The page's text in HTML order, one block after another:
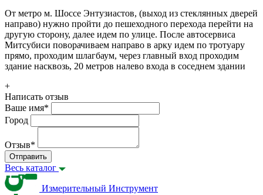
От метро м. Шоссе Энтузиастов, (выход из стеклянных дверей
направо) нужно пройти до пешеходного перехода перейти на
другую сторону, далее идем по улице. После автосервиса
Митсубиси поворачиваем направо в арку идем по тротуару
прямо, проходим шлагбаум, через главный вход проходим
здание насквозь, 20 метров налево входа в соседнем здании
+
Написать отзыв
Ваше имя*
Город
Отзыв*
Отправить
Весь каталог
Измерительный Инструмент